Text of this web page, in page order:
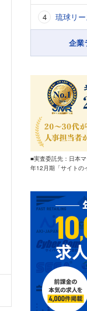
琉球リー
企業
■実査委託先：日本
年12月期「サイトの